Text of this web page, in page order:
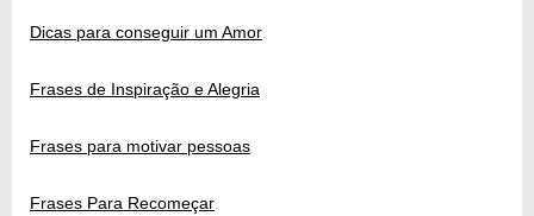
Dicas para conseguir um Amor
Frases de Inspiração e Alegria
Frases para motivar pessoas
Frases Para Recomeçar